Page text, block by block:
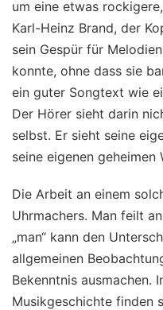
um eine etwas
Karl-Heinz Brand, der
sein Gespür für
konnte, ohne dass sie
ein guter Songtext wie
Der Hörer sieht darin
selbst. Er sieht seine
seine eigenen geheimen
Die Arbeit an einem
Uhrmachers. Man feilt
„man“ kann den
allgemeinen
Bekenntnis ausmachen.
Musikgeschichte finden